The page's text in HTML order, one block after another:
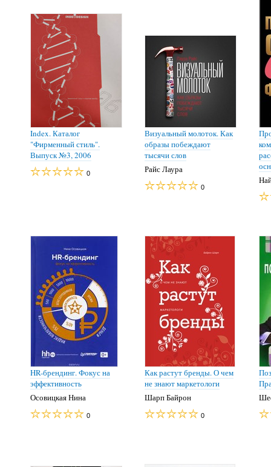
Index. Каталог
"Фирменный стиль".
Выпуск №3, 2006
0
Визуальный молоток. Как
образы побеждают
тысячи слов
Райс Лаура
0
HR-брендинг. Фокус на
эффективность
Осовицкая Нина
0
Как растут бренды. О чем
не знают маркетологи
Шарп Байрон
0